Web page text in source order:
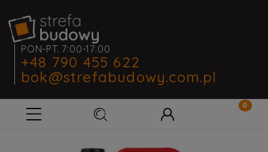
PON-PT. 7:00-17:00
+48 790 455 622
bok@strefabudowy.com.pl